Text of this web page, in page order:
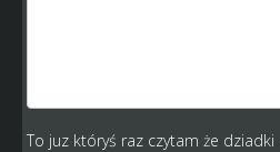
To juz któryś raz czytam że